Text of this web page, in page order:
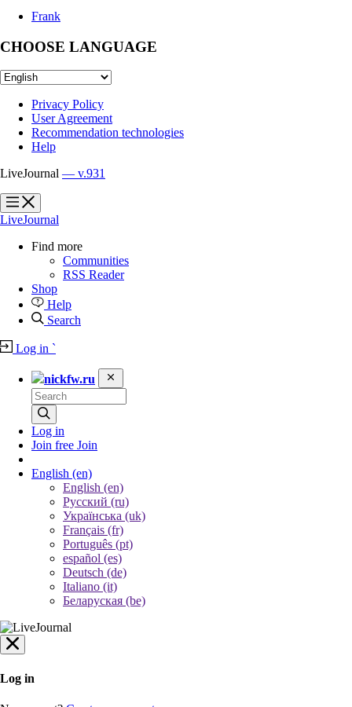
Frank
CHOOSE LANGUAGE
Privacy Policy
User Agreement
Recommendation technologies
Help
LiveJournal — v.931
?
?
LiveJournal
Find more
Communities
RSS Reader
Shop
Help
Search
Log in `
nickfw.ru
Log in
Join free Join
English (en)
English (en)
Русский (ru)
Українська (uk)
Français (fr)
Português (pt)
español (es)
Deutsch (de)
Italiano (it)
Беларуская (be)
Log in